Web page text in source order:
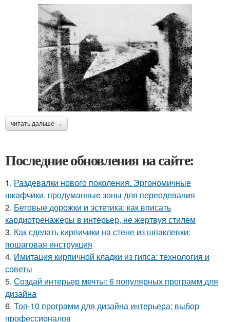
читать дальше →
Последние обновления на сайте:
1. Раздевалки нового поколения. Эргономичные
шкафчики, продуманные зоны для переодевания
2. Беговые дорожки и эстетика: как вписать
кардиотренажеры в интерьер, не жертвуя стилем
3. Как сделать кирпичики на стене из шпаклевки:
пошаговая инструкция
4. Имитация кирпичной кладки из гипса: технология и
советы
5. Создай интерьер мечты: 6 популярных программ для
дизайна
6. Топ-10 программ для дизайна интерьера: выбор
профессионалов